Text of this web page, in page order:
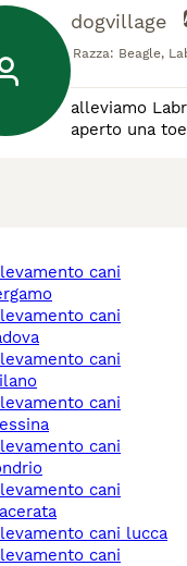
dogvillage
Razza: Beagle,
alleviamo
aperto una
cani lucca